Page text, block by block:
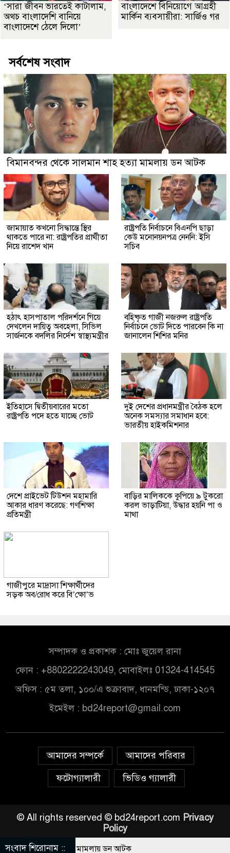
‘সারা জীবন ভারতেই কাটালাম,
অথচ বাংলাদেশি বানিয়ে
বাংলাদেশে ঠেলে দিলো’
বাংলাদেশে বিনিয়োগে আগ্রহী
মার্কিন ব্যবসায়ীরা: সার্জিও গর
সর্বশেষ সংবাদ
বিমানবন্দর থেকে সালমান শাহ হত্যা মামলায় ডন আটক
জামায়াত কখনো সিদ্ধান্তে স্থির
থাকতে পারে না: রাষ্ট্রপতির প্রার্থীতা
নিয়ে রাশেদ খান
রাষ্ট্রপতি নির্বাচনে বিএনপি ছাড়া
কেউ মনোনয়নপত্র নেননি: ইসি
সচিব
হঠাৎ হাসপাতাল পরিদর্শনে গিয়ে
দেখলেন দায়িত্ব অবহেলা, সিভিল
সার্জনকে বদলির নির্দেশ স্বাস্থ্যমন্ত্রীর
বহিষ্কৃত গাজী নজরুল রাষ্ট্রপতি
নির্বাচনে ভোট দিতে পারবেন কি না
জানালেন শিশির মনির
ইতিহাসে দ্বিতীয়বারের মতো
রাষ্ট্রপতি পদে হতে যাচ্ছে ভোট
দুই দেশের প্রধানমন্ত্রীর বৈঠক হলে
অনেক সমস্যার সমাধান হবে:
ভারতীয় হাইকমিশনার
দেশে প্রাইভেট টিউশন মহামারি
আকার ধারণ করেছে: গণশিক্ষা
প্রতিমন্ত্রী
বাড়ির মালিককে কুপিয়ে ৯ টুকরো
করল ভাড়াটিয়া, উদ্ধার হয়নি পা ও
মাথা
গাজীপুরে মাদ্রাসা শিক্ষার্থীদের
সড়ক অব/রোধ করে বি’ক্ষো’ভ
সম্পাদক ও প্রকাশক : মোঃ জুয়েল রানা
ফোন : +8802222243049, মোবাইলঃ 01324-414545
অফিস : ৫ম তলা, ১০০/এ শুক্রাবাদ, ধানমন্ডি, ঢাকা-১২০৭
ইমেইল : bd24report@gmail.com
আমাদের সম্পর্কে
আমাদের পরিবার
ফটোগ্যালারী
ভিডিও গ্যালারী
© All rights reserved © bd24report.com Privacy
Policy
সংবাদ শিরোনাম ::
সালমান শাহ হত্যা মামলায় ডন আটক